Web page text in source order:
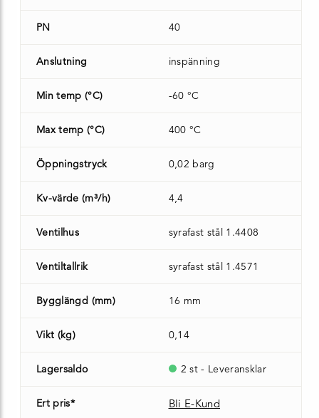
PN 40
Anslutning inspänning
Min temp (°C) -60 °C
Max temp (°C) 400 °C
Öppningstryck 0,02 barg
Kv-värde (m³/h) 4,4
Ventilhus syrafast stål 1.4408
Ventiltallrik syrafast stål 1.4571
Bygglängd (mm) 16 mm
Vikt (kg) 0,14
Lagersaldo 2 st - Leveransklar
Ert pris* Bli E-Kund